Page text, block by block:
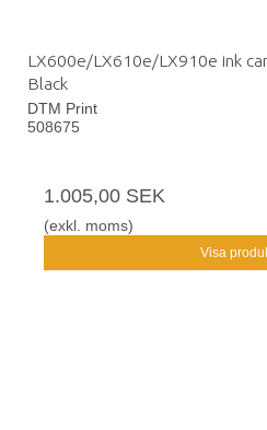
LX600e/LX610e/LX910e ink
Black
DTM Print
508675
1.005,00 SEK
(exkl. moms)
Visa